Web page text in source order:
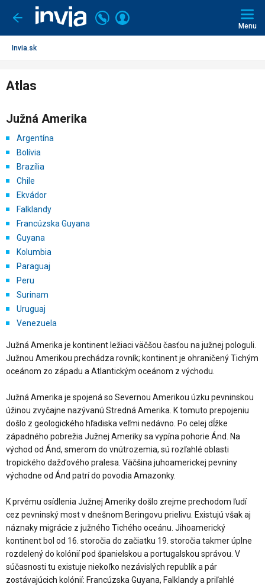
Ísť
späť
Volajte
+421
2
Prihlásiť
Menu
Invia.sk
Atlas
Južná Amerika
Argentína
Bolívia
Brazília
Chile
Ekvádor
Falklandy
Francúzska Guyana
Guyana
Kolumbia
Paraguaj
Peru
Surinam
Uruguaj
Venezuela
Južná Amerika je kontinent ležiaci väčšou časťou na južnej pologuli.
Južnou Amerikou prechádza rovník; kontinent je ohraničený Tichým
oceánom zo západu a Atlantickým oceánom z východu.
Južná Amerika je spojená so Severnou Amerikou úzku pevninskou
úžinou zvyčajne nazývanú Stredná Amerika. K tomuto prepojeniu
došlo z geologického hľadiska veľmi nedávno. Po celej dĺžke
západného pobrežia Južnej Ameriky sa vypína pohorie Ánd. Na
východ od Ánd, smerom do vnútrozemia, sú rozľahlé oblasti
tropického dažďového pralesa. Väčšina juhoamerickej pevniny
východne od Ánd patrí do povodia Amazonky.
K prvému osídlenia Južnej Ameriky došlo zrejme prechodom ľudí
cez pevninský most v dnešnom Beringovu prielivu. Existujú však aj
náznaky migrácie z južného Tichého oceánu. Jihoamerický
kontinent bol od 16. storočia do začiatku 19. storočia takmer úplne
rozdelený do kolónií pod španielskou a portugalskou správou. V
súčasnosti tu existuje niekoľko nezávislých republík a pár
zostávajúcich kolónií: Francúzska Guyana, Falklandy a priľahlé